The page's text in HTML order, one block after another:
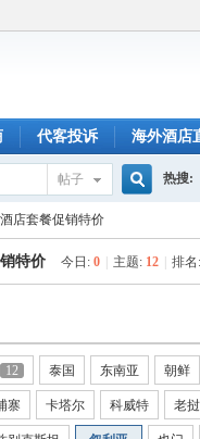
代客投诉 海外酒店
帖子 热搜:
店套餐促销特价
特价 今日: 0 主题: 12 排名:
12 泰国 东南亚 朝鲜
寨 卡塔尔 科威特 老挝